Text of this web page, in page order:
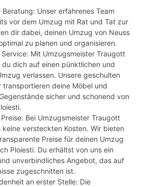
Beratung: Unser erfahrenes Team
vor dem Umzug mit Rat und Tat zur
dir dabei, deinen Umzug von Neuss
zu planen und organisieren.
Mit Umzugsmeister Traugott
du dich auf einen pünktlichen und
verlassen. Unsere geschulten
transportieren deine Möbel und
sicher und schonend von
Bei Umzugsmeister Traugott
keine versteckten Kosten. Wir bieten
Preise für deinen Umzug
Ploiesti. Du erhältst von uns ein
unverbindliches Angebot, das auf
zugeschnitten ist.
an erster Stelle: Die